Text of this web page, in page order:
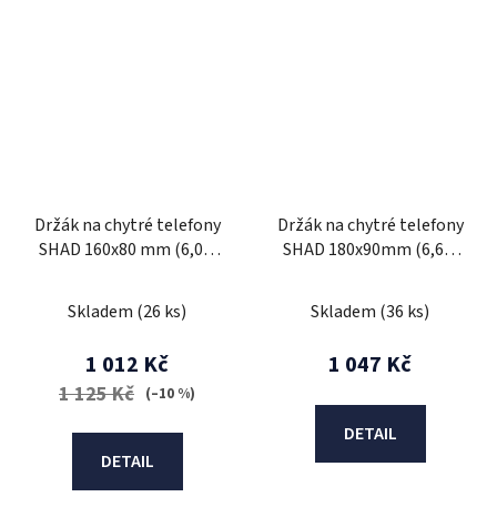
Držák na chytré telefony
SHAD 160x80 mm (6,0")
zrcátko
Skladem (26 ks)
1 012 Kč
1 125 Kč (–10 %)
DETAIL
Držák na chytré telefony
SHAD 180x90mm (6,6")
řídítka
Skladem (36 ks)
1 047 Kč
DETAIL